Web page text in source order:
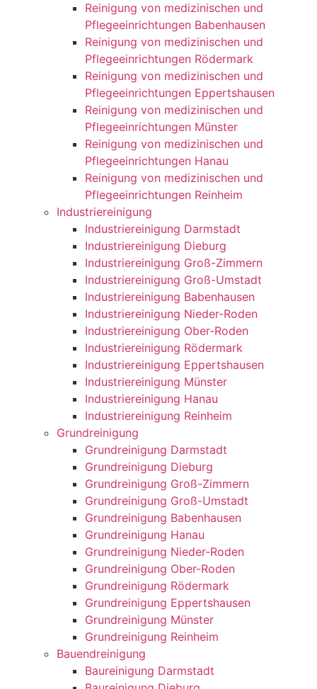
Reinigung von medizinischen und
Pflegeeinrichtungen Babenhausen
Reinigung von medizinischen und
Pflegeeinrichtungen Rödermark
Reinigung von medizinischen und
Pflegeeinrichtungen Eppertshausen
Reinigung von medizinischen und
Pflegeeinrichtungen Münster
Reinigung von medizinischen und
Pflegeeinrichtungen Hanau
Reinigung von medizinischen und
Pflegeeinrichtungen Reinheim
Industriereinigung
Industriereinigung Darmstadt
Industriereinigung Dieburg
Industriereinigung Groß-Zimmern
Industriereinigung Groß-Umstadt
Industriereinigung Babenhausen
Industriereinigung Nieder-Roden
Industriereinigung Ober-Roden
Industriereinigung Rödermark
Industriereinigung Eppertshausen
Industriereinigung Münster
Industriereinigung Hanau
Industriereinigung Reinheim
Grundreinigung
Grundreinigung Darmstadt
Grundreinigung Dieburg
Grundreinigung Groß-Zimmern
Grundreinigung Groß-Umstadt
Grundreinigung Babenhausen
Grundreinigung Hanau
Grundreinigung Nieder-Roden
Grundreinigung Ober-Roden
Grundreinigung Rödermark
Grundreinigung Eppertshausen
Grundreinigung Münster
Grundreinigung Reinheim
Bauendreinigung
Baureinigung Darmstadt